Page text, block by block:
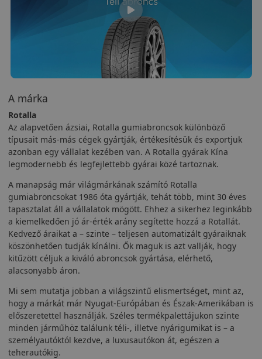
A márka
Rotalla
Az alapvetően ázsiai, Rotalla gumiabroncsok különböző
típusait más-más cégek gyártják, értékesítésük és exportjuk
azonban egy vállalat kezében van. A Rotalla gyárak Kína
legmodernebb és legfejlettebb gyárai közé tartoznak.
A manapság már világmárkának számító Rotalla
gumiabroncsokat 1986 óta gyártják, tehát több, mint 30 éves
tapasztalat áll a vállalatok mögött. Ehhez a sikerhez leginkább
a kiemelkedően jó ár-érték arány segítette hozzá a Rotallát.
Kedvező áraikat a – szinte – teljesen automatizált gyáraiknak
köszönhetően tudják kínálni. Ők maguk is azt vallják, hogy
kitűzött céljuk a kiváló abroncsok gyártása, elérhető,
alacsonyabb áron.
Mi sem mutatja jobban a világszintű elismertséget, mint az,
hogy a márkát már Nyugat-Európában és Észak-Amerikában is
előszeretettel használják. Széles termékpalettájukon szinte
minden járműhöz találunk téli-, illetve nyárigumikat is – a
személyautóktól kezdve, a luxusautókon át, egészen a
teherautókig.